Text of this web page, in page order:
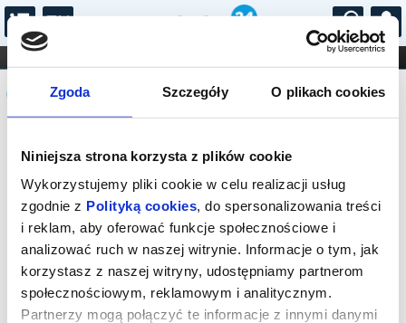
Zgoda Szczegóły O plikach cookies
Niniejsza strona korzysta z plików cookie
Wykorzystujemy pliki cookie w celu realizacji usług
zgodnie z Polityką cookies, do spersonalizowania treści
i reklam, aby oferować funkcje społecznościowe i
analizować ruch w naszej witrynie. Informacje o tym, jak
korzystasz z naszej witryny, udostępniamy partnerom
społecznościowym, reklamowym i analitycznym.
Partnerzy mogą połączyć te informacje z innymi danymi
...
FILHARMONIA OPERA I BALET
STAND-UP
DLA DZIECI
Komunikat
Sprzedaż biletów on-line na wydarzenie
została zakończona.